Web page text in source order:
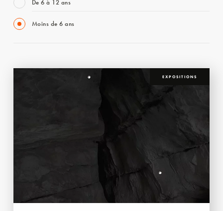
De 6 à 12 ans
Moins de 6 ans
EXPOSITIONS